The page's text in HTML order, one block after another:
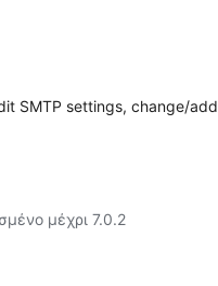
SMTP settings, change/add
μέχρι 7.0.2